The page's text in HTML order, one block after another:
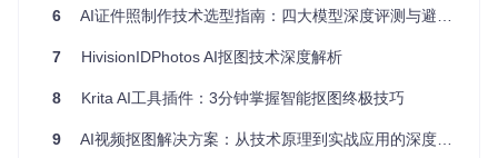
图：HivisionIDPhotos的人脸检测与抠图模型选择界面，支持
6 AI证件照制作技术选型指南：四大模型深度评测与避坑策略
7 HivisionIDPhotos AI抠图技术深度解析
8 Krita AI工具插件：3分钟掌握智能抠图终极技巧
9 AI视频抠图解决方案：从技术原理到实战应用的深度探索